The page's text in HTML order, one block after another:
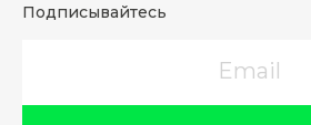
Подписывайтесь